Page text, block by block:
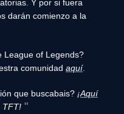
Y por si fuera
darán comienzo a la
League of Legends?
comunidad aquí.
que buscabais? ¡Aquí
TFT!